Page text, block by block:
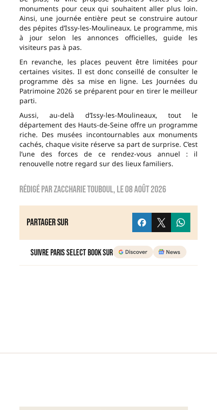
monuments pour ceux qui souhaitent aller plus loin.
Ainsi, une journée entière peut se construire autour
des pépites d’Issy-les-Moulineaux. Le programme, mis
à jour selon les annonces officielles, guide les
visiteurs pas à pas.
En revanche, les places peuvent être limitées pour
certaines visites. Il est donc conseillé de consulter le
programme dès sa mise en ligne. Les Journées du
Patrimoine 2026 se préparent pour en tirer le meilleur
parti.
Aussi, au-delà d’Issy-les-Moulineaux, tout le
département des Hauts-de-Seine offre un programme
riche. Des musées incontournables aux monuments
cachés, chaque visite réserve sa part de surprise. C’est
l’une des forces de ce rendez-vous annuel : il
renouvelle notre regard sur des lieux familiers.
Rédigé parzaccharie touboul, le08 août 2026
Partager sur
Suivre Paris Select Book sur